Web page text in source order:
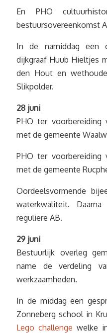
En PHO
bestuursovereenkomst
In de namiddag een
dijkgraaf Huub Hieltjes
den Hout en
Slikpolder.
28 juni
PHO ter voorbereiding
met de gemeente
PHO ter voorbereiding
met de gemeente
Oordeelsvormende
waterkwaliteit.
reguliere AB.
29 juni
Bestuurlijk overleg
name de verdeling
werkzaamheden.
In de middag een
Zonneberg school in
Lego challenge welke